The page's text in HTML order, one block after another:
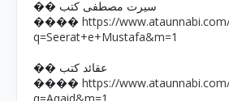
�� سیرت مصطفی کتب
���� https://
q=Seerat+e+Mustafa&m=1
�� عقائد کتب
���� https://